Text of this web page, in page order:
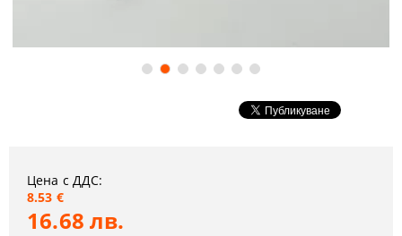
Цена с ДДС:
8.53 €
16.68 лв.